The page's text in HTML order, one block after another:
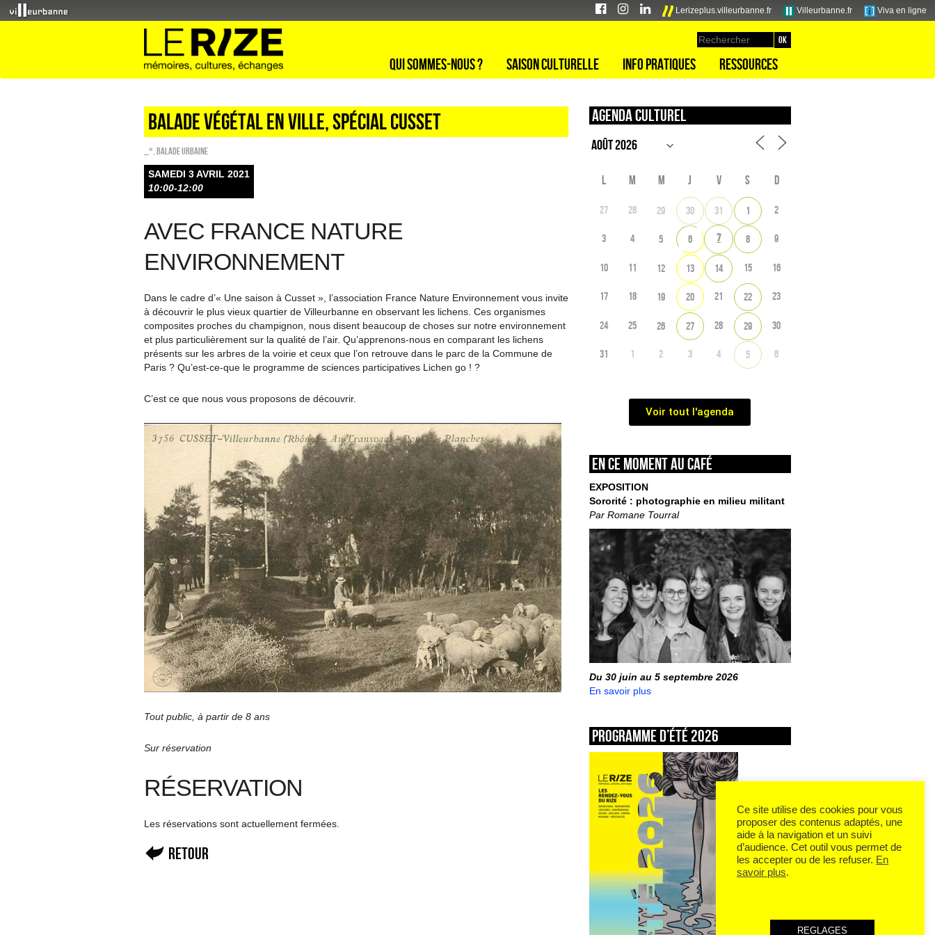
Lerizeplus.villeurbanne.fr Villeurbanne.fr Viva en ligne
Qui sommes-nous ? Saison culturelle Info pratiques Ressources
Balade végétal en ville, spécial Cusset
_* Balade urbaine
SAMEDI 3 AVRIL 2021
10:00-12:00
AVEC FRANCE NATURE
ENVIRONNEMENT
Dans le cadre d’« Une saison à Cusset », l’association France Nature Environnement vous invite
à découvrir le plus vieux quartier de Villeurbanne en observant les lichens. Ces organismes
composites proches du champignon, nous disent beaucoup de choses sur notre environnement
et plus particulièrement sur la qualité de l’air. Qu’apprenons-nous en comparant les lichens
présents sur les arbres de la voirie et ceux que l’on retrouve dans le parc de la Commune de
Paris ? Qu’est-ce-que le programme de sciences participatives Lichen go ! ?
C’est ce que nous vous proposons de découvrir.
Tout public, à partir de 8 ans
Sur réservation
RÉSERVATION
Les réservations sont actuellement fermées.
Retour
Agenda culturel
L M M J V S D
27 28 29 30 31 1 2
3 4 5 6 7 8 9
10 11 12 13 14 15 16
17 18 19 20 21 22 23
24 25 26 27 28 29 30
31 1 2 3 4 5 6
Voir tout l'agenda
En ce moment au café
EXPOSITION
Sororité : photographie en milieu militant
Par Romane Tourral
Du 30 juin au 5 septembre 2026
En savoir plus
Programme d’été 2026
Ce site utilise des cookies pour vous
proposer des contenus adaptés, une
aide à la navigation et un suivi
d’audience. Cet outil vous permet de
les accepter ou de les refuser. En
savoir plus.
REGLAGES